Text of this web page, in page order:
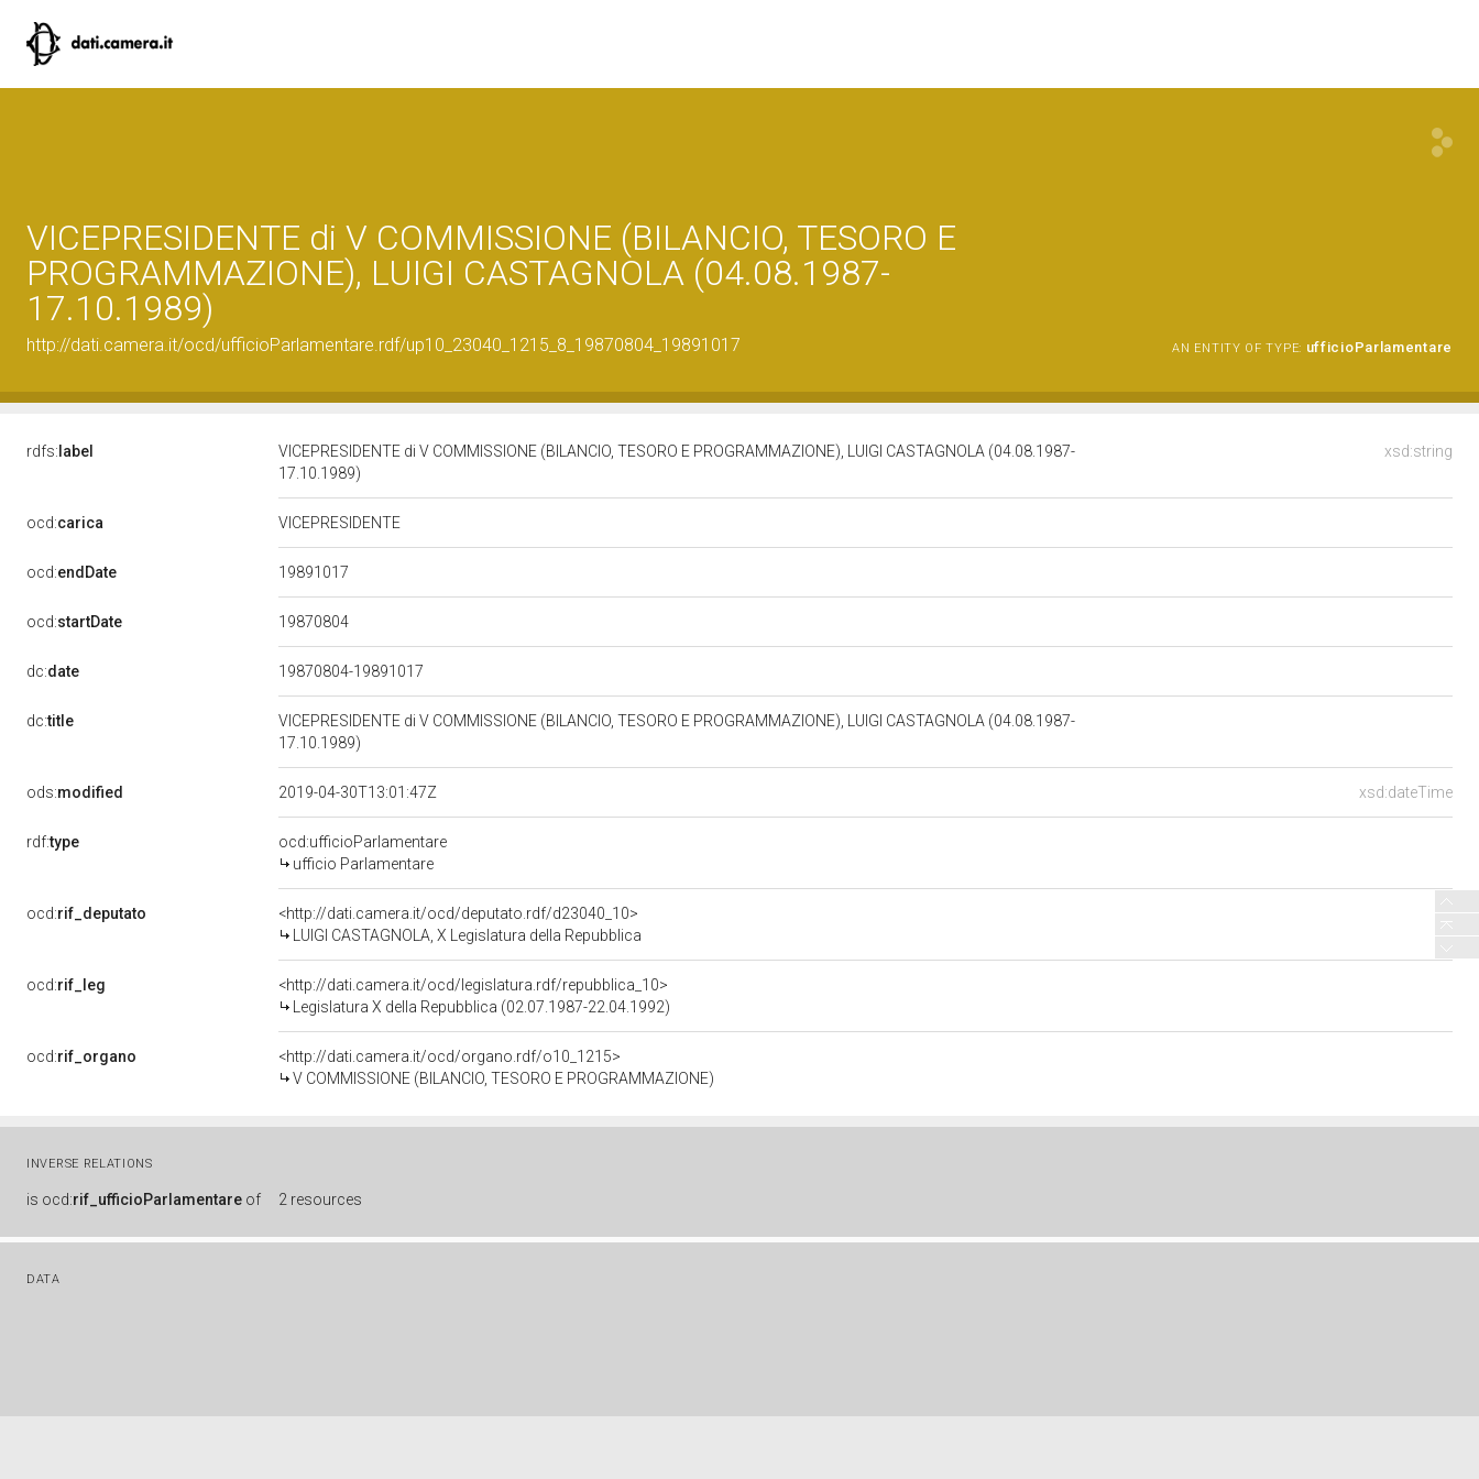
VICEPRESIDENTE di V COMMISSIONE (BILANCIO, TESORO E
PROGRAMMAZIONE), LUIGI CASTAGNOLA (04.08.1987-
17.10.1989)
http://dati.camera.it/ocd/ufficioParlamentare.rdf/up10_23040_1215_8_19870804_19891017 AN ENTITY OF TYPE: ufficioParlamentare
rdfs: label xsd:string
VICEPRESIDENTE di V COMMISSIONE (BILANCIO, TESORO E PROGRAMMAZIONE), LUIGI CASTAGNOLA (04.08.1987-
17.10.1989)
ocd:carica VICEPRESIDENTE
ocd:endDate 19891017
ocd:startDate 19870804
dc:date 19870804-19891017
dc:title
VICEPRESIDENTE di V COMMISSIONE (BILANCIO, TESORO E PROGRAMMAZIONE), LUIGI CASTAGNOLA (04.08.1987-
17.10.1989)
ods:modified xsd:dateTime
2019-04-30T13:01:47Z
rdf:type
ocd:ufficioParlamentare
ufficio Parlamentare
ocd:rif_deputato
<http://dati.camera.it/ocd/deputato.rdf/d23040_10>
LUIGI CASTAGNOLA, X Legislatura della Repubblica
ocd:rif_leg
<http://dati.camera.it/ocd/legislatura.rdf/repubblica_10>
Legislatura X della Repubblica (02.07.1987-22.04.1992)
ocd:rif_organo
<http://dati.camera.it/ocd/organo.rdf/o10_1215>
V COMMISSIONE (BILANCIO, TESORO E PROGRAMMAZIONE)
INVERSE RELATIONS
is ocd:rif_ufficioParlamentare of 2 resources
DATA